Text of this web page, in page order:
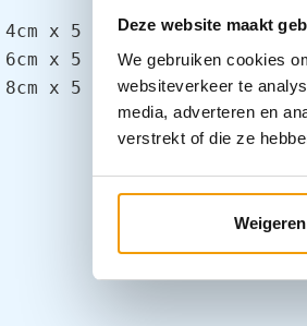
Deze website maakt
We gebruiken cookies
websiteverkeer te
media, adverteren en
verstrekt of die ze
Weigeren
4cm x 5 mrt
6cm x 5 mrt
8cm x 5 mrt